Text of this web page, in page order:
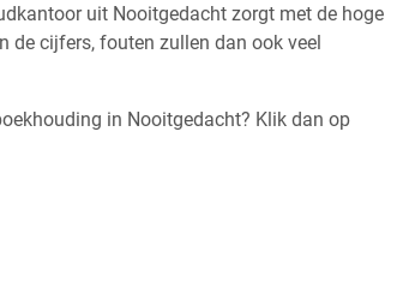
uit Nooitgedacht zorgt met de hoge
de cijfers, fouten zullen dan ook veel
in Nooitgedacht? Klik dan op